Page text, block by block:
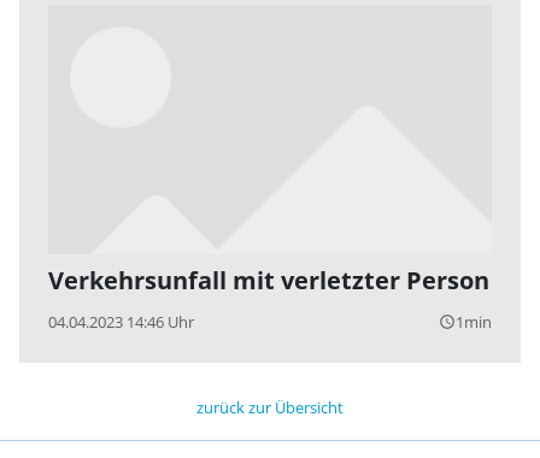
Verkehrsunfall mit verletzter Person
04.04.2023 14:46 Uhr query_builder1min
zurück zur Übersicht